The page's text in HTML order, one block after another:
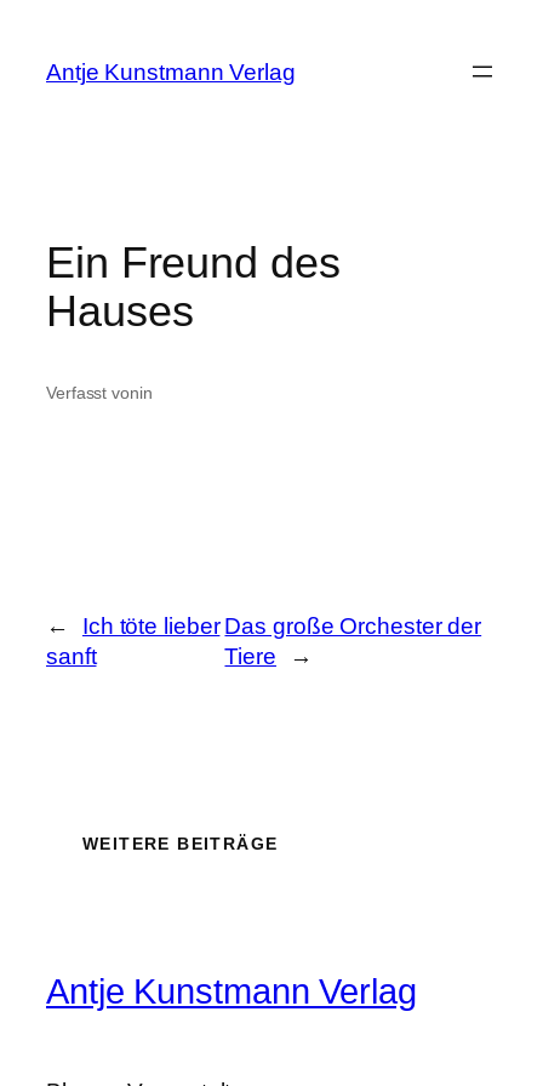
springen
Antje Kunstmann Verlag
Ein Freund des
Hauses
Verfasst vonin
←
Ich töte lieber
sanft
Das große Orchester der
Tiere
→
WEITERE BEITRÄGE
Antje Kunstmann Verlag